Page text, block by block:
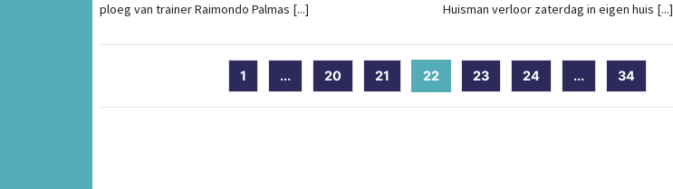
ploeg van trainer Raimondo Palmas [...]
Huisman verloor zaterdag in eigen huis [...]
1 ... 20 21 22(current)
23 24 ... 34